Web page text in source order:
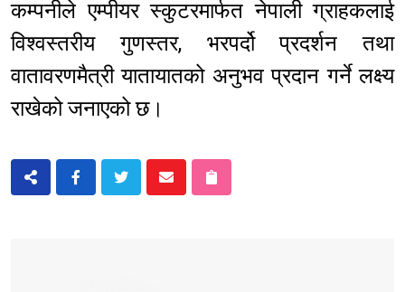
कम्पनीले एम्पीयर स्कुटरमार्फत नेपाली ग्राहकलाई
विश्वस्तरीय गुणस्तर, भरपर्दो प्रदर्शन तथा
वातावरणमैत्री यातायातको अनुभव प्रदान गर्ने लक्ष्य
राखेको जनाएको छ।